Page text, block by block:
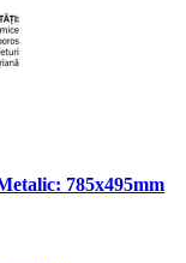
785x495mm